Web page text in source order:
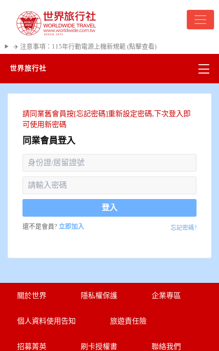
✈️ 注意事項：115年行動電源上機新規範 (點擊查看)
世界旅行社
精彩越南
熱門韓國
悠遊美加
遊輪河輪
世界臻旅
歐洲之旅
同業會員登入
登入
還不是會員? 立即加入 忘記密碼?
關於世界 隱私權保護 企業專區
個人資料使用告知 旅遊責任險
招募菁英 刷卡授權書 聯絡我們